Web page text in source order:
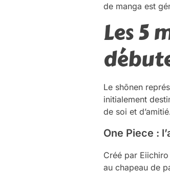
de manga est
Les 5
Le shōnen
initialement
de soi et
One Piece :
Créé par Eiichiro
au chapeau de